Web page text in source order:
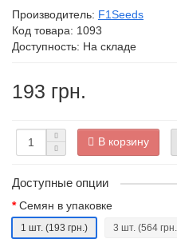
Производитель: F1Seeds
Код товара: 1093
Доступность: На складе
193 грн.
В корзину
Доступные опции
Семян в упаковке
1 шт. (193 грн.) 3 шт. (564